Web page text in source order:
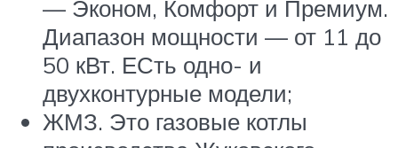
— Эконом, Комфорт и Премиум.
Диапазон мощности — от 11 до
50 кВт. ЕСть одно- и
двухконтурные модели;
ЖМЗ. Это газовые котлы